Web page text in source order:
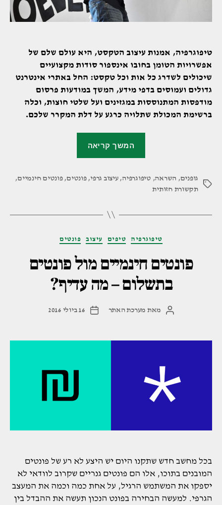
טיפוגרפיה, אמנות עיצוב הטקסט, היא עולם שלם של
אפשרויות הטומן בחובו אינספור סודות מקצועיים
שיכולים לשדרג כל אות וכל טקסט: החל באתרי אינטרנט
גדולים ועמוסים בדפי מידע, המשך במודעות פרסום
מודפסות המתנוססות במגזינים ועל שלטי חוצות, וכלה
ברשימת המכולת שתלויה כרגע על דלת המקרר שלכם.
המשך קריאה
שיקפיצו
תגיות
גופנים, השראה, טיפוגרפיה,עיצוב גרפי,פונטים,פונטים חינמיים,
תקשורת חזותית
קטגוריות טיפוגרפיה טיפים עיצוב פונטים
פונטים חינמיים מול פונטים
בתשלום – מה עדיף?
המחבר
מאת מערכת האתר
תאריך
16 ביולי 2016
בכל מחשב חדש שתקנו היום יש היצע לא רע של פונטים
המובנים בתוכו, אלו הם פונטים גנריים שקרוב לוודאי לא
יספקו את המשתמש הרגיל, על אחת כמה וכמה את המעצב
הגרפי. למעשה הבחירה בפונט הנכון תעשה את ההבדל בין